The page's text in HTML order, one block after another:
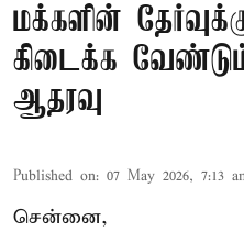
மக்களின்
கிடைக்க
ஆதரவு
Published on: 07 May 2026, 7:13
சென்னை,